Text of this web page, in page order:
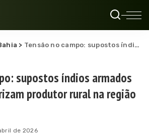
> Tensão no campo: supostos índios armados de fuzis aterrorizam produtor rural na região de Prado
supostos índios armados
produtor rural na região
de 2026